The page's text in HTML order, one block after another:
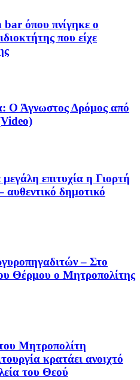
όπου πνίγηκε ο
που είχε
Ο Άγνωστος Δρόμος από
επιτυχία η Γιορτή
δημοτικό
– Στο
Θέρμου ο Μητροπολίτης
Μητροπολίτη
κρατάει ανοιχτό
του Θεού